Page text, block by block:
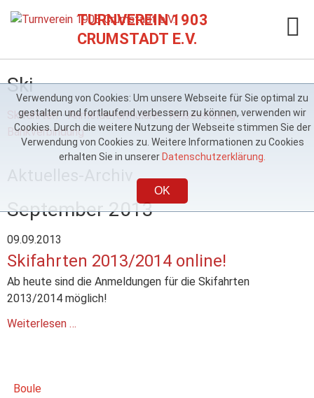
TURNVEREIN 1903
CRUMSTADT E.V.
Ski
Skifahrten-Anmeldeformulare-Reisesatzung-
Bankverbindung
Aktuelles-Archiv
September 2013
09.09.2013
Skifahrten 2013/2014 online!
Ab heute sind die Anmeldungen für die Skifahrten
2013/2014 möglich!
Weiterlesen …
Boule
Verwendung von Cookies: Um unsere Webseite für Sie optimal zu
gestalten und fortlaufend verbessern zu können, verwenden wir
Cookies. Durch die weitere Nutzung der Webseite stimmen Sie der
Verwendung von Cookies zu. Weitere Informationen zu Cookies
erhalten Sie in unserer Datenschutzerklärung.
OK